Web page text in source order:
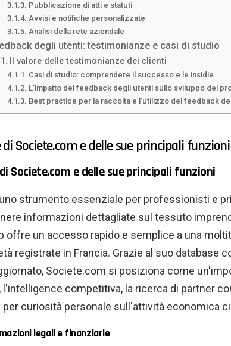
Pubblicazione di atti e statuti
Avvisi e notifiche personalizzate
Analisi della rete aziendale
degli utenti: testimonianze e casi di studio
Il valore delle testimonianze dei clienti
Casi di studio: comprendere il successo e le insidie
L'impatto del feedback degli utenti sullo sviluppo del
Best practice per la raccolta e l'utilizzo del feedback
Societe.com e delle sue principali funzioni
Societe.com e delle sue principali funzioni
strumento essenziale per professionisti e
informazioni dettagliate sul tessuto
offre un accesso rapido e semplice a una
registrate in Francia. Grazie al suo database
Societe.com si posiziona come
l'intelligence competitiva, la ricerca di partner
curiosità personale sull'attività economica
legali e finanziarie